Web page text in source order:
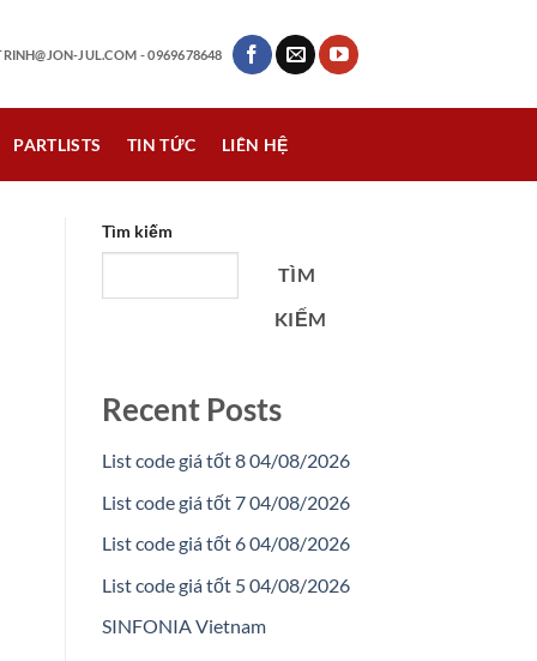
JUL.COM - 0969678648
PARTLISTS TIN TỨC LIÊN HỆ
Tìm kiếm
TÌM
KIẾM
Recent Posts
List code giá tốt 8 04/08/2026
List code giá tốt 7 04/08/2026
List code giá tốt 6 04/08/2026
List code giá tốt 5 04/08/2026
SINFONIA Vietnam